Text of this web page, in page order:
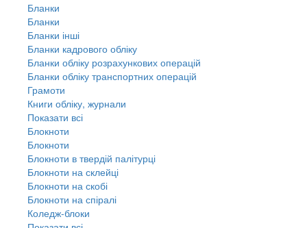
Бланки
Бланки
Бланки інші
Бланки кадрового обліку
Бланки обліку розрахункових операцій
Бланки обліку транспортних операцій
Грамоти
Книги обліку, журнали
Показати всі
Блокноти
Блокноти
Блокноти в твердій палітурці
Блокноти на склейці
Блокноти на скобі
Блокноти на спіралі
Коледж-блоки